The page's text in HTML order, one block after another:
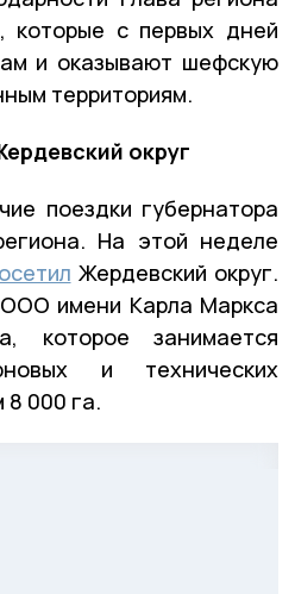
которые с первых дней
и оказывают шефскую
территориям.
округ
поездки губернатора
На этой неделе
Жердевский округ.
имени Карла Маркса
которое занимается
и технических
8 000 га.